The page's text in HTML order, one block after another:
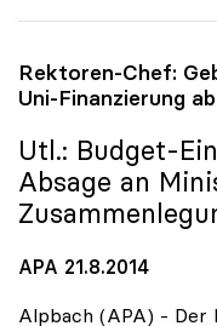
Rektoren-Chef:
Uni-Finanzierung ab
Utl.: Budget-
Absage an
APA 21.8.2014
Alpbach (APA) - Der